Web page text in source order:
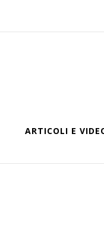
ARTICOLI E